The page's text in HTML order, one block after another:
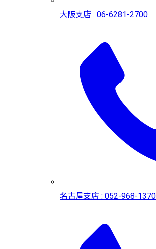
大阪支店 : 06-6281-2700
名古屋支店 : 052-968-1370